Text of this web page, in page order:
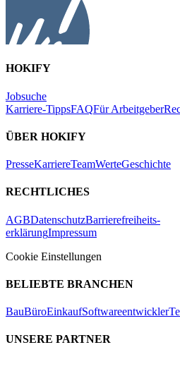
HOKIFY
Jobsuche
Karriere-TippsFAQFür Arbeitgeber
ÜBER HOKIFY
PresseKarriereTeamWerteGeschichte
RECHTLICHES
AGBDatenschutzBarrierefreiheits-
erklärungImpressum
Cookie Einstellungen
BELIEBTE BRANCHEN
BauBüroEinkaufSoftwareentwickler
UNSERE PARTNER